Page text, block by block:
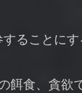
ることにす
餌食、貪欲